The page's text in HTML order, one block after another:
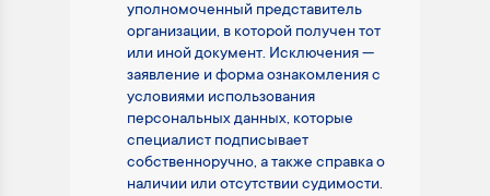
уполномоченный представитель
организации, в которой получен тот
или иной документ. Исключения —
заявление и форма ознакомления с
условиями использования
персональных данных, которые
специалист подписывает
собственноручно, а также справка о
наличии или отсутствии судимости.